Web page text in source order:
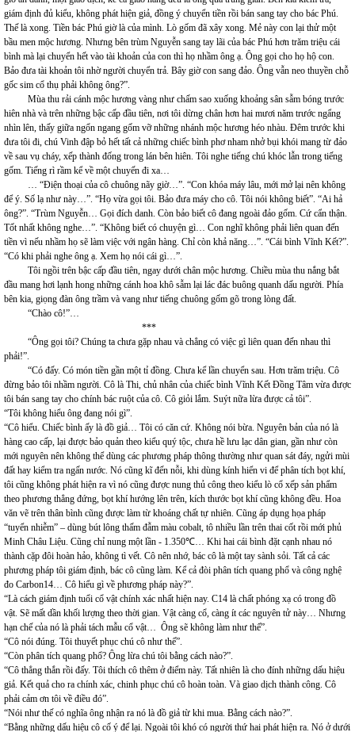
giám định đủ kiểu, không phát hiện giả, đồng ý chuyển tiền rồi bán sang tay cho bác Phú.
Thế là xong. Tiền bác Phú giờ là của mình. Lò gốm đã xây xong. Mẻ này con lại thử một
bầu men mộc hương. Nhưng bên trùm Nguyễn sang tay lãi của bác Phú hơn trăm triệu cái
bình mà lại chuyển hết vào tài khoản của con thì họ nhầm ông ạ. Ông gọi cho họ hộ con.
Bảo đưa tài khoản tôi nhờ người chuyển trả. Bây giờ con sang đảo. Ông vẫn neo thuyền chỗ
gốc sim cổ thụ phải không ông?”.
Mùa thu rải cánh mộc hương vàng như chấm sao xuống khoảng sân sẫm bóng trước
hiên nhà và trên những bậc cấp đầu tiên, nơi tôi dừng chân hơn hai mươi năm trước ngẩng
nhìn lên, thấy giữa ngổn ngang gốm vỡ những nhánh mộc hương héo nhàu. Đêm trước khi
đưa tôi đi, chú Vinh đập bỏ hết tất cả những chiếc bình phơ nham nhở bụi khói mang từ đảo
về sau vụ cháy, xếp thành đống trong lán bên hiên. Tôi nghe tiếng chú khóc lẫn trong tiếng
gốm. Tiếng rì rầm kể về một chuyến đi xa…
… “Điện thoại của cô chuông nãy giờ…”. “Con khóa máy lâu, mới mở lại nên không
để ý. Số lạ như này…”. “Họ vừa gọi tôi. Bảo đưa máy cho cô. Tôi nói không biết”. “Ai hả
ông?”. “Trùm Nguyễn… Gọi đích danh. Còn bảo biết cô đang ngoài đảo gốm. Cứ cẩn thận.
Tốt nhất không nghe…”. “Không biết có chuyện gì… Con nghĩ không phải liên quan đến
tiền vì nếu nhầm họ sẽ làm việc với ngân hàng. Chỉ còn khả năng…”. “Cái bình Vĩnh Kết?”.
“Có khi phải nghe ông ạ. Xem họ nói cái gì…”.
Tôi ngồi trên bậc cấp đầu tiên, ngay dưới chân mộc hương. Chiều mùa thu nắng bắt
đầu mang hơi lạnh hong những cánh hoa khô sẫm lại lác đác buông quanh dấu người. Phía
bên kia, giọng đàn ông trầm và vang như tiếng chuông gốm gõ trong lòng đất.
“Chào cô!”…
***
“Ông gọi tôi? Chúng ta chưa gặp nhau và chẳng có việc gì liên quan đến nhau thì
phải!”.
“Có đấy. Có món tiền gần một tỉ đồng. Chưa kể lần chuyển sau. Hơn trăm triệu. Cô
đừng bảo tôi nhầm người. Cô là Thi, chủ nhân của chiếc bình Vĩnh Kết Đồng Tâm vừa được
tôi bán sang tay cho chính bác ruột của cô. Cô giỏi lắm. Suýt nữa lừa được cả tôi”.
“Tôi không hiểu ông đang nói gì”.
“Cô hiểu. Chiếc bình ấy là đồ giả… Tôi có căn cứ. Không nói bừa. Nguyên bản của nó là
hàng cao cấp, lại được bảo quản theo kiểu quý tộc, chưa hề lưu lạc dân gian, gần như còn
mới nguyên nên không thể dùng các phương pháp thông thường như quan sát đáy, ngửi mùi
đất hay kiểm tra ngấn nước. Nó cũng kĩ đến nỗi, khi dùng kính hiển vi để phân tích bọt khí,
tôi cũng không phát hiện ra vì nó cũng được nung thủ công theo kiểu lò cổ xếp sản phẩm
theo phương thẳng đứng, bọt khí hướng lên trên, kích thước bọt khí cũng không đều. Hoa
văn vẽ trên thân bình cũng được làm từ khoáng chất tự nhiên. Cũng áp dụng họa pháp
“tuyển nhiễm” – dùng bút lông thấm đẫm màu cobalt, tô nhiều lần trên thai cốt rồi mới phủ
Minh Châu Liệu. Cũng chỉ nung một lần - 1.350℃… Khi hai cái bình đặt cạnh nhau nó
thành cặp đôi hoàn hảo, không tì vết. Cô nên nhớ, bác cô là một tay sành sỏi. Tất cả các
phương pháp tôi giám định, bác cô cũng làm. Kể cả đòi phân tích quang phổ và công nghệ
đo Carbon14… Cô hiểu gì về phương pháp này?”.
“Là cách giám định tuổi cổ vật chính xác nhất hiện nay. C14 là chất phóng xạ có trong đồ
vật. Sẽ mất dần khối lượng theo thời gian. Vật càng cổ, càng ít các nguyên tử này… Nhưng
hạn chế của nó là phải tách mẫu cổ vật… Ông sẽ không làm như thế”.
“Cô nói đúng. Tôi thuyết phục chú cô như thế”.
“Còn phân tích quang phổ? Ông lừa chú tôi bằng cách nào?”.
“Cô thẳng thắn rồi đấy. Tôi thích cô thêm ở điểm này. Tất nhiên là cho đính những dấu hiệu
giả. Kết quả cho ra chính xác, chinh phục chú cô hoàn toàn. Và giao dịch thành công. Cô
phải cảm ơn tôi về điều đó”.
“Nói như thế có nghĩa ông nhận ra nó là đồ giả từ khi mua. Bằng cách nào?”.
“Bằng những dấu hiệu cô cố ý để lại. Ngoài tôi khó có người thứ hai phát hiện ra. Nó ở dưới